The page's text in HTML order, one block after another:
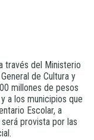
través del Ministerio
de Cultura y
millones de pesos
a los municipios que
Escolar, a
provista por las